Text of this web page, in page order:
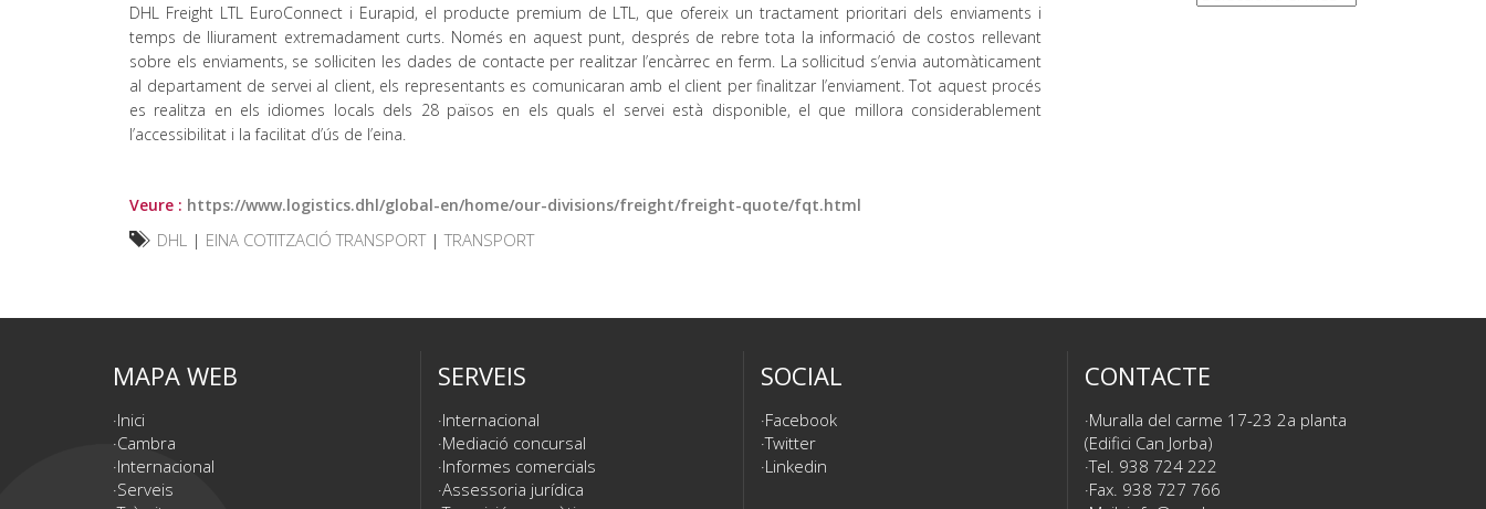
DHL Freight LTL EuroConnect i Eurapid, el producte premium de LTL, que ofereix un tractament prioritari dels enviaments i
temps de lliurament extremadament curts. Només en aquest punt, després de rebre tota la informació de costos rellevant
sobre els enviaments, se sol·liciten les dades de contacte per realitzar l’encàrrec en ferm. La sol·licitud s’envia automàticament
al departament de servei al client, els representants es comunicaran amb el client per finalitzar l’enviament. Tot aquest procés
es realitza en els idiomes locals dels 28 països en els quals el servei està disponible, el que millora considerablement
l’accessibilitat i la facilitat d’ús de l’eina.
Veure : https://www.logistics.dhl/global-en/home/our-divisions/freight/freight-quote/fqt.html
DHL | EINA COTITZACIÓ TRANSPORT|TRANSPORT
MAPA WEB
Inici
Cambra
Internacional
Serveis
SERVEIS
Internacional
Mediació concursal
Informes comercials
Assessoria jurídica
SOCIAL
Facebook
Twitter
Linkedin
CONTACTE
Muralla del carme 17-23 2a planta
(Edifici Can Jorba)
Tel. 938 724 222
Fax. 938 727 766